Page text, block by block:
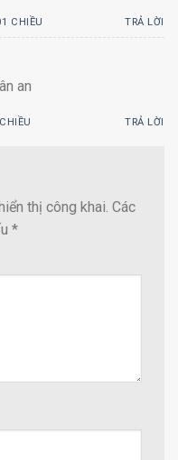
CHIỀU TRẢ LỜI
an
TRẢ LỜI
thị công khai. Các
*